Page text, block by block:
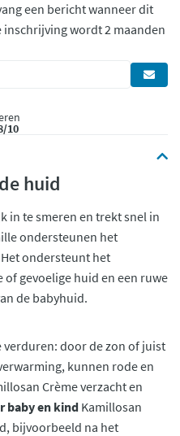
een bericht wanneer dit
inschrijving wordt 2 maanden
10
huid
in te smeren en trekt snel in
ondersteunen het
ondersteunt het
gevoelige huid en een ruwe
de babyhuid.
verduren: door de zon of juist
kunnen rode en
Crème verzacht en
baby en kind Kamillosan
bijvoorbeeld na het